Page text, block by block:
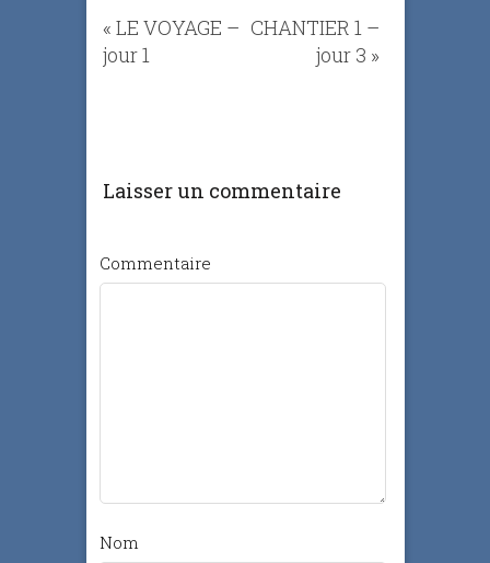
« LE VOYAGE –
jour 1
CHANTIER 1 –
jour 3 »
Laisser un commentaire
Commentaire
Nom